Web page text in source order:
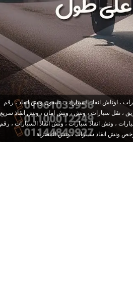
، اوناش انقاذ السيارات ، تليفون ونش انقاذ ، رقم
، نقل سيارات ، ونش ، ونش امان ، ونش انقاذ سريع
، ونش انقاذ سيارات ، ونش انقاذ السيارات ، رقم
ونش انقاذ سيارات ، ونش المصرية